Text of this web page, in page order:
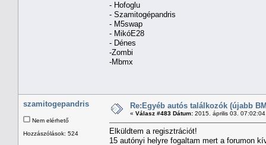
- Hofoglu
- Szamitogépandris
- M5swap
- MikóE28
- Dénes
-Zombi
-Mbmx
szamitogepandris
Nem elérhető
Hozzászólások: 524
Re:Egyéb autós találkozók (újabb
« Válasz #483 Dátum: 2015. április 03.
Elküldtem a regisztrációt!
15 autónyi helyre fogaltam mert a forumon